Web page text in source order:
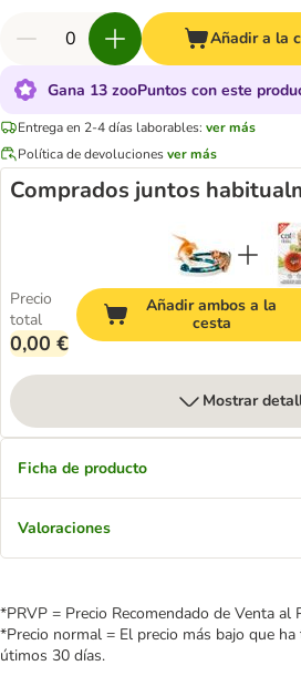
Añadir a la
Gana 13 zooPuntos con este
Entrega en 2-4 días laborables: ver más
Política de devolucionesver más
Comprados juntos
Precio
total
0,00 €
Añadir ambos a la
cesta
Mostrar
Ficha de producto
Valoraciones
*PRVP = Precio Recomendado de Venta al
*Precio normal = El precio más bajo que
útimos 30 días.